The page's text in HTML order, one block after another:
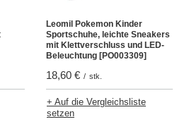
Leomil Pokemon Kinder
Sportschuhe, leichte Sneakers
mit Klettverschluss und LED-
Beleuchtung [PO003309]
18,60 € / stk.
+ Auf die Vergleichsliste
setzen